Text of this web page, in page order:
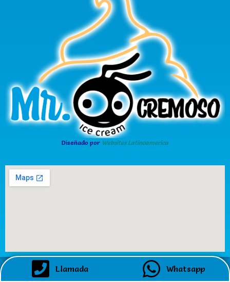
Diseñado por Websites Latinoamerica
Llamada Whatsapp